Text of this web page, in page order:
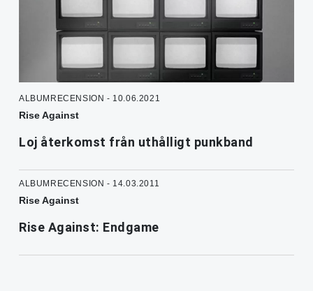
ALBUMRECENSION - 10.06.2021
Rise Against
Loj återkomst från uthålligt punkband
ALBUMRECENSION - 14.03.2011
Rise Against
Rise Against: Endgame